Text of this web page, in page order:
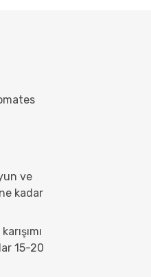
ve
kadar
15-20